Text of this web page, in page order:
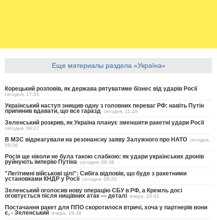
Еще материалы раздела «Україна»
Корецький розповів, як держава рятуватиме бізнес від ударів Росії
сегодня, 17:35
Український наступ знищив одну з головних переваг РФ: навіть Путін
припинив вдавати, що все гаразд сегодня, 11:28
Зеленський розкрив, як Україна планує зменшити ракетні удари Росії
сегодня, 09:27
В МЗС відреагували на резонансну заяву Залужного про НАТО сегодня,
09:06
Росія ще ніколи не була такою слабкою: як удари українських дронів
руйнують імперію Путіна сегодня, 08:38
"Легітимні військові цілі": Сибіга відповів, що буде з ракетними
установками КНДР у Росії сегодня, 08:20
Зеленський оголосив нову операцію СБУ в РФ, а Кремль досі
оговтується після нищівних атак — деталі вчера, 20:41
Постачання ракет для ППО скоротилося втричі, хоча у партнерів вони
є, - Зеленський вчера, 19:38